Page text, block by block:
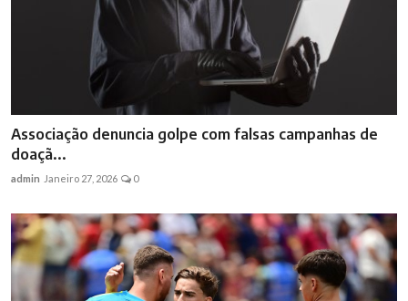
Associação denuncia golpe com falsas campanhas de
doaçã...
admin Janeiro 27, 2026 0